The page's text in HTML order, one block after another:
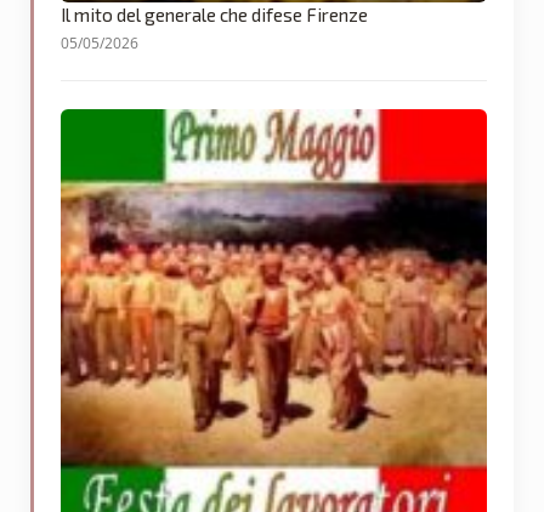
Il mito del generale che difese Firenze
05/05/2026